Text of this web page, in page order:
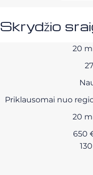
Skrydžio
20
Priklausomai nuo
20
650